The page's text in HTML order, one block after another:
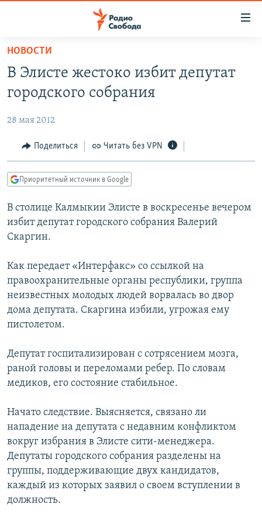
упрощенного
доступа
основному
Вернутся
главной
навигации
Вернутся
поиску
АВТОРСКИЕ ПРОЕКТЫ
ЦИТАТЫ СВОБОДЫ
МНЕНИЯ
IDEL.РЕАЛИИ
КАВКАЗ.РЕАЛИИ
СЕВЕР.РЕАЛИИ
РАСПИСАНИЕ ВЕЩАНИЯ
ПОДПИШИТЕСЬ НА РАССЫЛКУ
СОЦИАЛЬНЫЕ СЕТИ
НОВОСТИ
В Элисте жестоко избит депутат
городского собрания
28 мая 2012
Поделиться Читать без VPN
Приоритетный источник в Google
В столице Калмыкии Элисте в воскресенье вечером
избит депутат городского собрания Валерий
Скаргин.
Как передает «Интерфакс» со ссылкой на
правоохранительные органы республики, группа
неизвестных молодых людей ворвалась во двор
дома депутата. Скаргина избили, угрожая ему
пистолетом.
Депутат госпитализирован с сотрясением мозга,
раной головы и переломами ребер. По словам
медиков, его состояние стабильное.
Начато следствие. Выясняется, связано ли
нападение на депутата с недавним конфликтом
вокруг избрания в Элисте сити-менеджера.
Депутаты городского собрания разделены на
группы, поддерживающие двух кандидатов,
каждый из которых заявил о своем вступлении в
должность.